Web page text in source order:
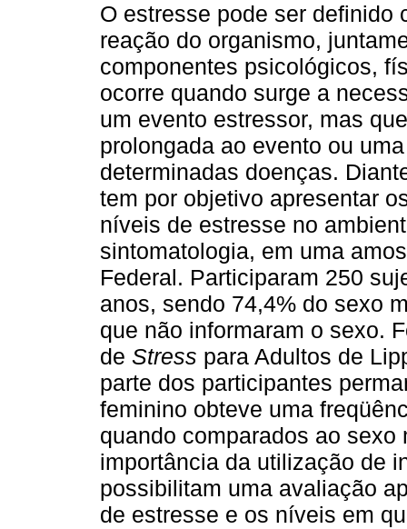
O estresse pode ser definido
reação do organismo,
componentes psicológicos,
ocorre quando surge a
um evento estressor, mas
prolongada ao evento ou
determinadas doenças.
tem por objetivo apresentar
níveis de estresse no
sintomatologia, em uma
Federal. Participaram 250
anos, sendo 74,4% do sexo
que não informaram o sexo.
de Stress para Adultos de
parte dos participantes
feminino obteve uma
quando comparados ao
importância da utilização de
possibilitam uma avaliação
de estresse e os níveis em